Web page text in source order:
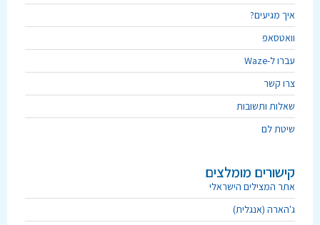
איך מגיעים?
וואטסאפ
עברו ל-Waze
צרו קשר
שאלות ותשובות
שיטת לם
קישורים מומלצים
אתר המצילים הישראלי
ג'הארה (אנגלית)